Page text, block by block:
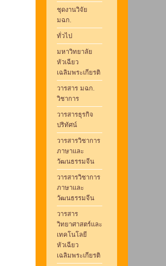
ชุดงานวิจัย
มฉก.
ทั่วไป
มหาวิทยาลัย
หัวเฉียว
เฉลิมพระเกียรติ
วารสาร มฉก.
วิชาการ
วารสารธุรกิจ
ปริทัศน์
วารสารวิชาการ
ภาษาและ
วัฒนธรรมจีน
วารสารวิชาการ
ภาษาและ
วัฒนธรรมจีน
วารสาร
วิทยาศาสตร์และ
เทคโนโลยี
หัวเฉียว
เฉลิมพระเกียรติ